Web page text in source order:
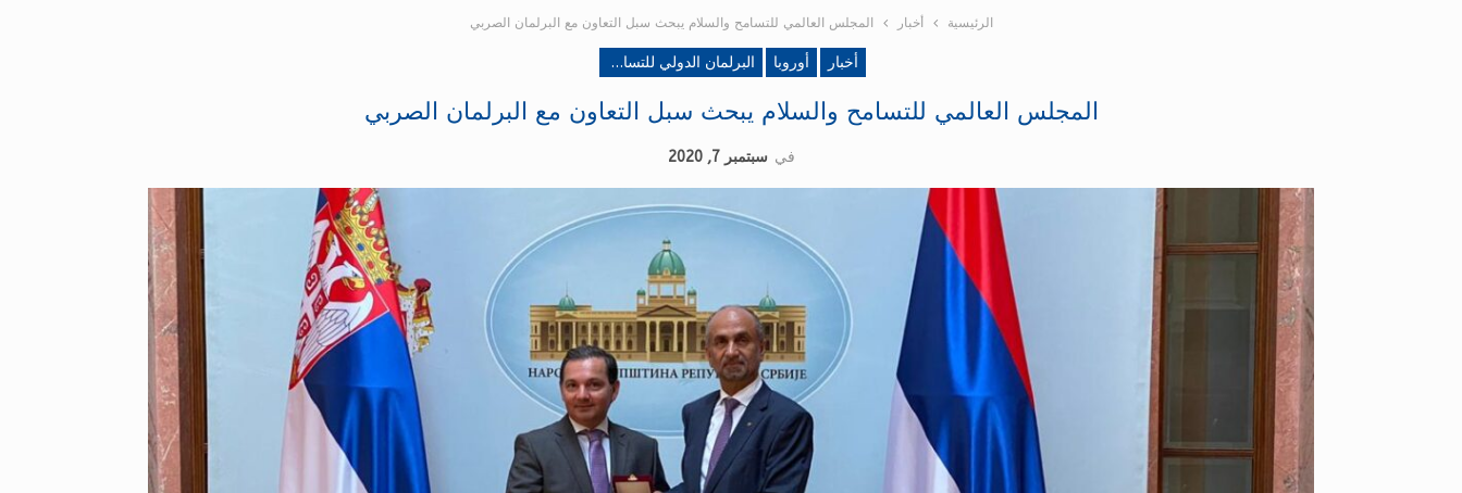
الرئيسية أخبار المجلس العالمي للتسامح والسلام يبحث سبل التعاون مع البرلمان الصربي
أخبار أوروبا البرلمان الدولي للتسامح والسلام‎
المجلس العالمي للتسامح والسلام يبحث سبل التعاون مع البرلمان الصربي
في سبتمبر 7, 2020